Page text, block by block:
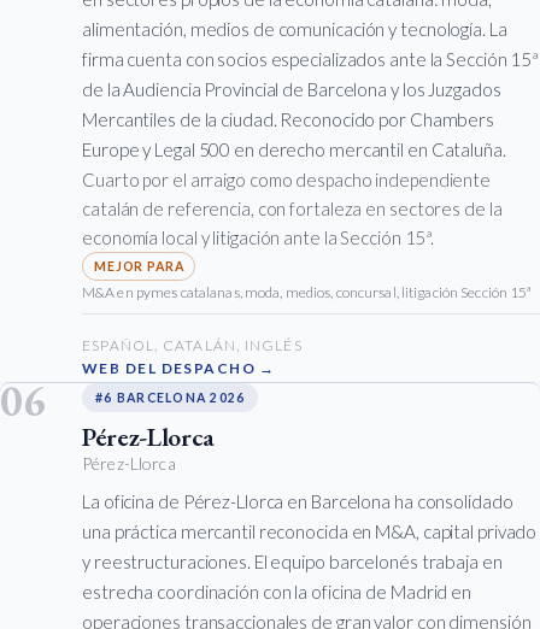
alimentación, medios de comunicación y tecnología. La
firma cuenta con socios especializados ante la Sección 15ª
de la Audiencia Provincial de Barcelona y los Juzgados
Mercantiles de la ciudad. Reconocido por Chambers
Europe y Legal 500 en derecho mercantil en Cataluña.
Cuarto por el arraigo como despacho independiente
catalán de referencia, con fortaleza en sectores de la
economía local y litigación ante la Sección 15ª.
M&A en pymes catalanas, moda, medios, concursal, litigación Sección 15ª
ESPAÑOL, CATALÁN, INGLÉS
WEB DEL DESPACHO →
06 #6 BARCELONA 2026
Pérez-Llorca
Pérez-Llorca
La oficina de Pérez-Llorca en Barcelona ha consolidado
una práctica mercantil reconocida en M&A, capital privado
y reestructuraciones. El equipo barcelonés trabaja en
estrecha coordinación con la oficina de Madrid en
operaciones transaccionales de gran valor con dimensión